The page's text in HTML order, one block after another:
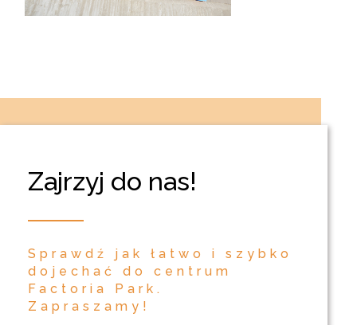
Zajrzyj do nas!
Sprawdź jak łatwo i szybko
dojechać do centrum
Factoria Park.
Zapraszamy!